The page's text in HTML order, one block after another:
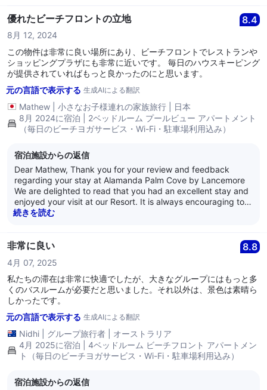
The Alamanda Team
優れたビーチフロントの立地 8.4
8月 12, 2024
この物件は非常に良い場所にあり、ビーチフロントでレストランや
ショッピングプラザにも非常に近いです。 毎日のハウスキーピング
が提供されていればもっと良かったのにと思います。
元の言語で表示する 生成AIによる翻訳
Mathew 小さなお子様連れの家族旅行
日本
8月 2024に宿泊 | 2ベッドルーム プールビュー アパートメント
（毎日のビーチヨガサービス・Wi-Fi・駐車場利用込み）
宿泊施設からの返信
Dear Mathew, Thank you for your review and feedback
regarding your stay at Alamanda Palm Cove by Lancemore
We are delighted to read that you had an excellent stay and
enjoyed your visit at our Resort. It is always encouraging to
learn that guests are satisfied with our service as it is what
Regards, The Alamanda Team
続きを読む
非常に良い 8.8
4月 07, 2025
私たちの滞在は非常に快適でしたが、大きなグループにはもっと多
くのバスルームが必要だと思いました。それ以外は、景色は素晴ら
しかったです。
元の言語で表示する 生成AIによる翻訳
Nidhi グループ旅行者
オーストラリア
4月 2025に宿泊 | 4ベッドルーム ビーチフロント アパートメン
ト（毎日のビーチヨガサービス・Wi-Fi・駐車場利用込み）
宿泊施設からの返信